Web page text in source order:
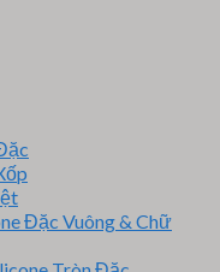
Đặc Vuông & Chữ